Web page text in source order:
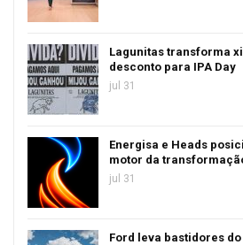
Lagunitas transforma
desconto para IPA Day
jul 31
Energisa e Heads
motor da
jul 31
Ford leva bastidores